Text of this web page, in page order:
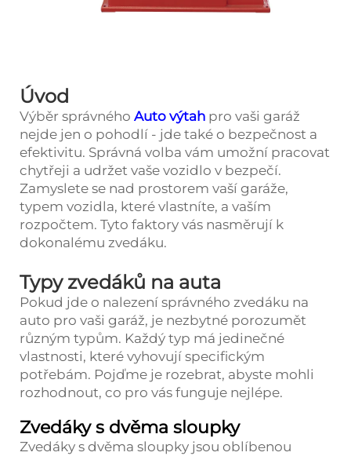
Úvod
Výběr správného Auto výtah pro vaši garáž
nejde jen o pohodlí - jde také o bezpečnost a
efektivitu. Správná volba vám umožní pracovat
chytřeji a udržet vaše vozidlo v bezpečí.
Zamyslete se nad prostorem vaší garáže,
typem vozidla, které vlastníte, a vaším
rozpočtem. Tyto faktory vás nasměrují k
dokonalému zvedáku.
Typy zvedáků na auta
Pokud jde o nalezení správného zvedáku na
auto pro vaši garáž, je nezbytné porozumět
různým typům. Každý typ má jedinečné
vlastnosti, které vyhovují specifickým
potřebám. Pojďme je rozebrat, abyste mohli
rozhodnout, co pro vás funguje nejlépe.
Zvedáky s dvěma sloupky
Zvedáky s dvěma sloupky jsou oblíbenou